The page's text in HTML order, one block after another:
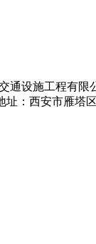
通设施工程有限
址：西安市雁塔